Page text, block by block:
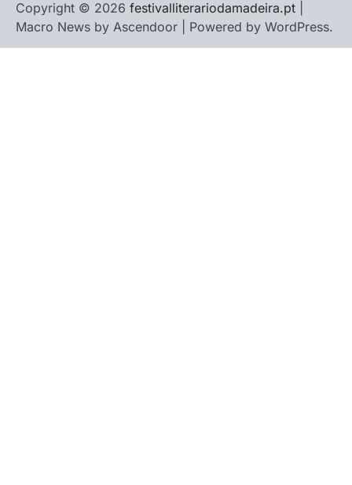
Copyright © 2026 festivalliterariodamadeira.pt
Macro News by Ascendoor | Powered by WordPress.